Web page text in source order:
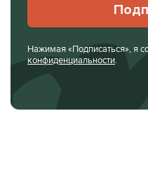
Нажимая «Подписаться», я
конфиденциальности.